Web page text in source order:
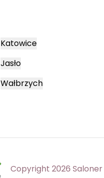
Katowice
Jasło
Wałbrzych
Copyright 2026 Saloner